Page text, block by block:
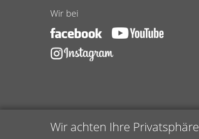
Wir achten Ihre Privatsphäre
Wir bei